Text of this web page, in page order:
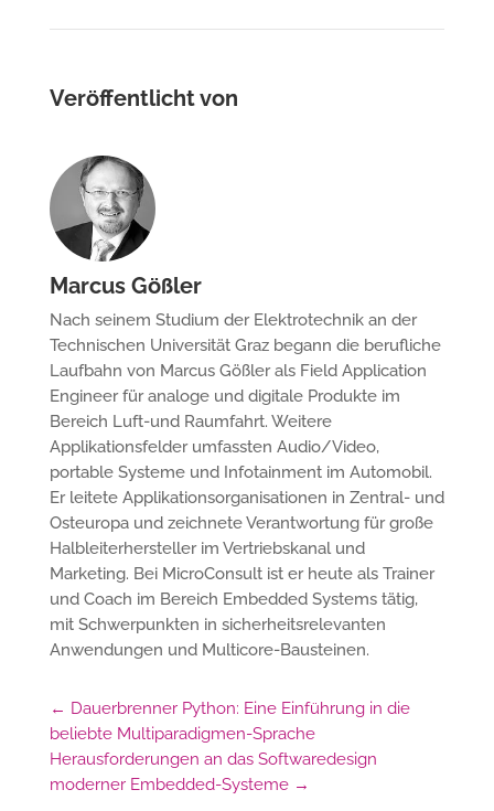
Veröffentlicht von
Marcus Gößler
Nach seinem Studium der Elektrotechnik an der
Technischen Universität Graz begann die berufliche
Laufbahn von Marcus Gößler als Field Application
Engineer für analoge und digitale Produkte im
Bereich Luft-und Raumfahrt. Weitere
Applikationsfelder umfassten Audio/Video,
portable Systeme und Infotainment im Automobil.
Er leitete Applikationsorganisationen in Zentral- und
Osteuropa und zeichnete Verantwortung für große
Halbleiterhersteller im Vertriebskanal und
Marketing. Bei MicroConsult ist er heute als Trainer
und Coach im Bereich Embedded Systems tätig,
mit Schwerpunkten in sicherheitsrelevanten
Anwendungen und Multicore-Bausteinen.
← Dauerbrenner Python: Eine Einführung in die
beliebte Multiparadigmen-Sprache
Herausforderungen an das Softwaredesign
moderner Embedded-Systeme→